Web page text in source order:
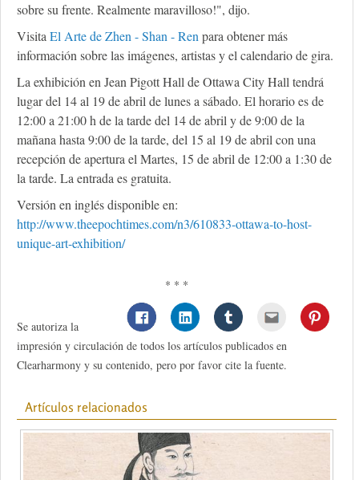
sobre su frente. Realmente maravilloso!", dijo.
VisitaEl Arte de Zhen - Shan - Renpara obtener más
información sobre las imágenes, artistas y el calendario de gira.
La exhibición en Jean Pigott Hall de Ottawa City Hall tendrá
lugar del 14 al 19 de abril de lunes a sábado. El horario es de
12:00 a 21:00 h de la tarde del 14 de abril y de 9:00 de la
mañana hasta 9:00 de la tarde, del 15 al 19 de abril con una
recepción de apertura el Martes, 15 de abril de 12:00 a 1:30 de
la tarde. La entrada es gratuita.
Versión en inglés disponible en:
http://www.theepochtimes.com/n3/610833-ottawa-to-host-
unique-art-exhibition/
* * *
Se autoriza la
impresión y circulación de todos los artículos publicados en
Clearharmony y su contenido, pero por favor cite la fuente.
Artículos relacionados